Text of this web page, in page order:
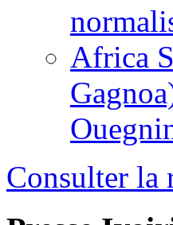
Africa
Consulter la